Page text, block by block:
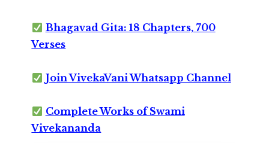
Bhagavad Gita: 18 Chapters, 700
Verses
Join VivekaVani Whatsapp Channel
Complete Works of Swami
Vivekananda